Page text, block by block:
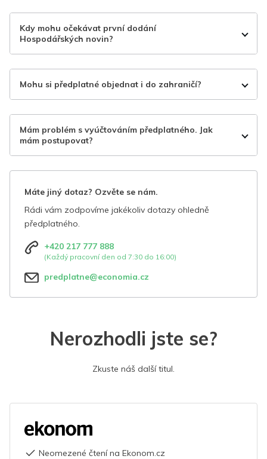
Kdy mohu očekávat první dodání
Hospodářských novin?
Mohu si předplatné objednat i do zahraničí?
Mám problém s vyúčtováním předplatného. Jak
mám postupovat?
Máte jiný dotaz? Ozvěte se nám.
Rádi vám zodpovíme jakékoliv dotazy ohledně
předplatného.
+420 217 777 888
(Každý pracovní den od 7:30 do 16:00)
predplatne@economia.cz
Nerozhodli jste se?
Zkuste náš další titul.
Neomezené čtení na Ekonom.cz